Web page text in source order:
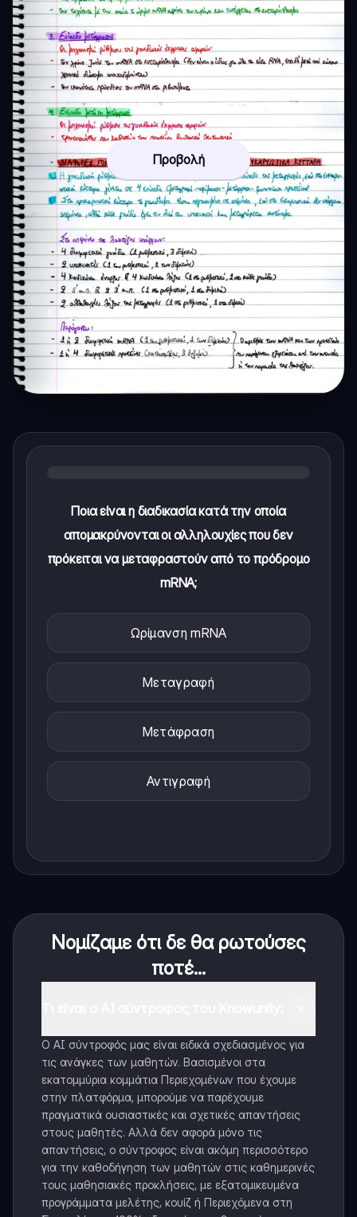
Προβολή
Ποια είναι η διαδικασία κατά την οποία
απομακρύνονται οι αλληλουχίες που δεν
πρόκειται να μεταφραστούν από το πρόδρομο
mRNA;
Ωρίμανση mRNA
Μεταγραφή
Μετάφραση
Αντιγραφή
Νομίζαμε ότι δε θα ρωτούσες
ποτέ...
Ο AI σύντροφός μας είναι ειδικά σχεδιασμένος για
τις ανάγκες των μαθητών. Βασισμένοι στα
εκατομμύρια κομμάτια Περιεχομένων που έχουμε
στην πλατφόρμα, μπορούμε να παρέχουμε
πραγματικά ουσιαστικές και σχετικές απαντήσεις
στους μαθητές. Αλλά δεν αφορά μόνο τις
απαντήσεις, ο σύντροφος είναι ακόμη περισσότερο
για την καθοδήγηση των μαθητών στις καθημερινές
τους μαθησιακές προκλήσεις, με εξατομικευμένα
προγράμματα μελέτης, κουίζ ή Περιεχόμενα στη